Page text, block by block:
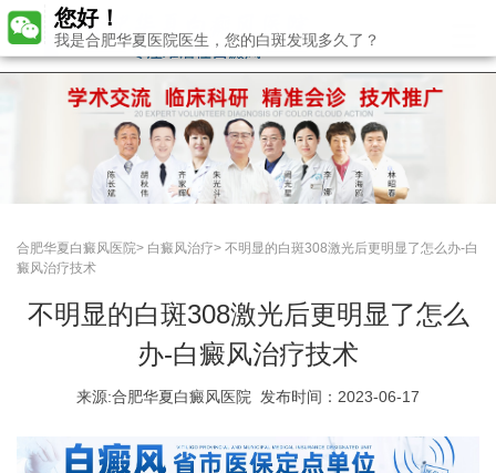
合肥华夏白癜风医院> 白癜风治疗> 不明显的白斑308激光后更明显了怎么办-白
癜风治疗技术
不明显的白斑308激光后更明显了怎么
办-白癜风治疗技术
来源:合肥华夏白癜风医院 发布时间：2023-06-17
您好！
我是合肥华夏医院医生，您的白斑发现多久了？